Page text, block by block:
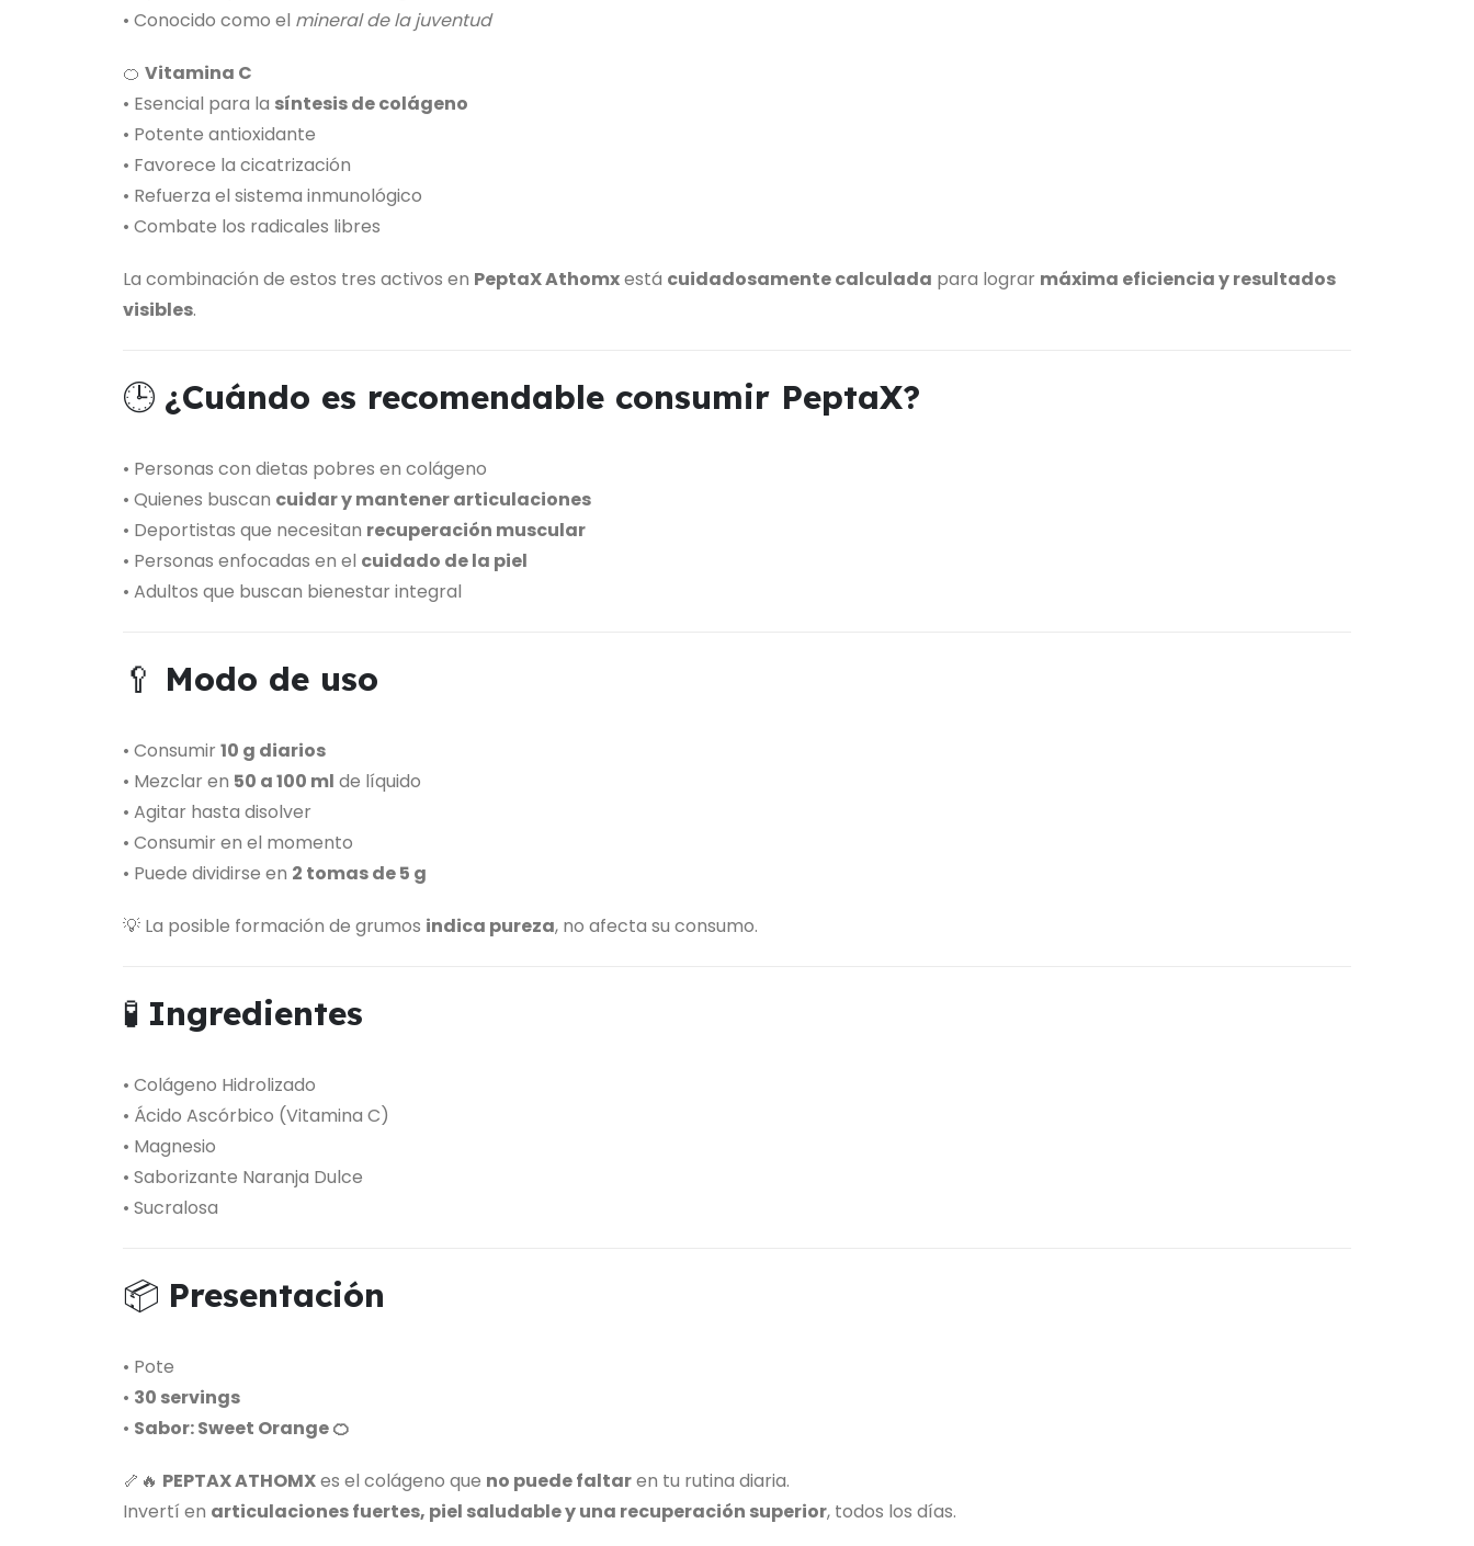
• Conocido como el mineral de la juventud
🍊 Vitamina C
• Esencial para la síntesis de colágeno
• Potente antioxidante
• Favorece la cicatrización
• Refuerza el sistema inmunológico
• Combate los radicales libres
La combinación de estos tres activos en PeptaX Athomxestá cuidadosamente calculada para lograr máxima eficiencia y resultados
visibles.
🕒 ¿Cuándo es recomendable consumir PeptaX?
• Personas con dietas pobres en colágeno
• Quienes buscan cuidar y mantener articulaciones
• Deportistas que necesitan recuperación muscular
• Personas enfocadas en el cuidado de la piel
• Adultos que buscan bienestar integral
🥄 Modo de uso
• Consumir 10 g diarios
• Mezclar en 50 a 100 ml de líquido
• Agitar hasta disolver
• Consumir en el momento
• Puede dividirse en 2 tomas de 5 g
💡 La posible formación de grumos indica pureza, no afecta su consumo.
🧪 Ingredientes
• Colágeno Hidrolizado
• Ácido Ascórbico (Vitamina C)
• Magnesio
• Saborizante Naranja Dulce
• Sucralosa
📦 Presentación
• Pote
• 30 servings
• Sabor: Sweet Orange 🍊
🦴🔥 PEPTAX ATHOMXes el colágeno que no puede faltaren tu rutina diaria.
Invertí en articulaciones fuertes, piel saludable y una recuperación superior, todos los días.